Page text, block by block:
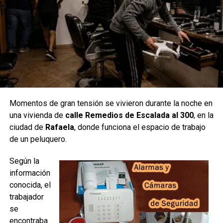
Fuente: El Litoral
denuncia,
personal
policial
inició las
diligencias
correspondientes para dar con el vehículo.
Según datos recabados por este medio, en el marco de la
por el momento no trascendieron mayores precisiones
sobre su vinculación con el hecho.
La Fiorino fue recuperada
Momentos de gran tensión se vivieron durante la noche en
una vivienda de calle Remedios de Escalada al 300, en la
ciudad de Rafaela, donde funciona el espacio de trabajo
de un peluquero.
Según la
información
conocida, el
trabajador
se
encontraba